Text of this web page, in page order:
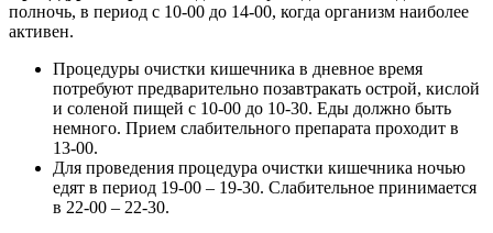
полночь, в период с 10-00 до 14-00, когда организм наиболее
активен.
Процедуры очистки кишечника в дневное время
потребуют предварительно позавтракать острой, кислой
и соленой пищей с 10-00 до 10-30. Еды должно быть
немного. Прием слабительного препарата проходит в
13-00.
Для проведения процедура очистки кишечника ночью
едят в период 19-00 – 19-30. Слабительное принимается
в 22-00 – 22-30.